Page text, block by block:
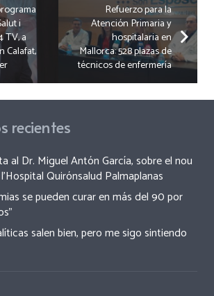
i
TV, a
Calafat,
Refuerzo para la
Atención Primaria y
hospitalaria en
Mallorca: 528 plazas de
técnicos de enfermería
recientes
al Dr. Miguel Antón García, sobre el nou
Quirónsalud Palmaplanas
se pueden curar en más del 90 por
salen bien, pero me sigo sintiendo